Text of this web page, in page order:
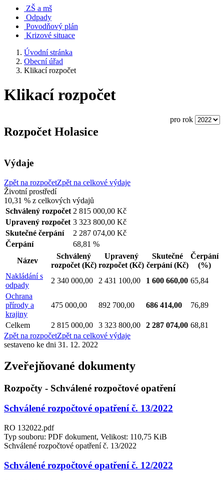
ZŠ a mš
Odpady
Povodňový plán
Krizové situace
Úvodní stránka
Obecní úřad
Klikací rozpočet
Klikací rozpočet
pro rok
Rozpočet Holasice
Výdaje
Zpět na rozpočetZpět na celkové výdaje
Životní prostředí
10,31 % z celkových výdajů
Schválený rozpočet 2 815 000,00 Kč
Upravený rozpočet 3 323 800,00 Kč
Skutečné čerpání
2 287 074,00 Kč
Čerpání
68,81 %
Název
Schválený
rozpočet (Kč)
Upravený
rozpočet (Kč)
Skutečné
čerpání(Kč)
Čerpání
(%)
Nakládání s
odpady
2 340 000,00 2 431 100,00 1 600 660,00 65,84
Ochrana
přírody a
krajiny
475 000,00 892 700,00 686 414,00 76,89
Celkem 2 815 000,00 3 323 800,00 2 287 074,00 68,81
Zpět na rozpočetZpět na celkové výdaje
sestaveno ke dni 31. 12. 2022
Zveřejňované dokumenty
Rozpočty - Schválené rozpočtové opatření
Schválené rozpočtové opatření č. 13/2022
RO 132022.pdf
Typ souboru: PDF dokument, Velikost: 110,75 KiB
Schválené rozpočtové opatření č. 13/2022
Schválené rozpočtové opatření č. 12/2022